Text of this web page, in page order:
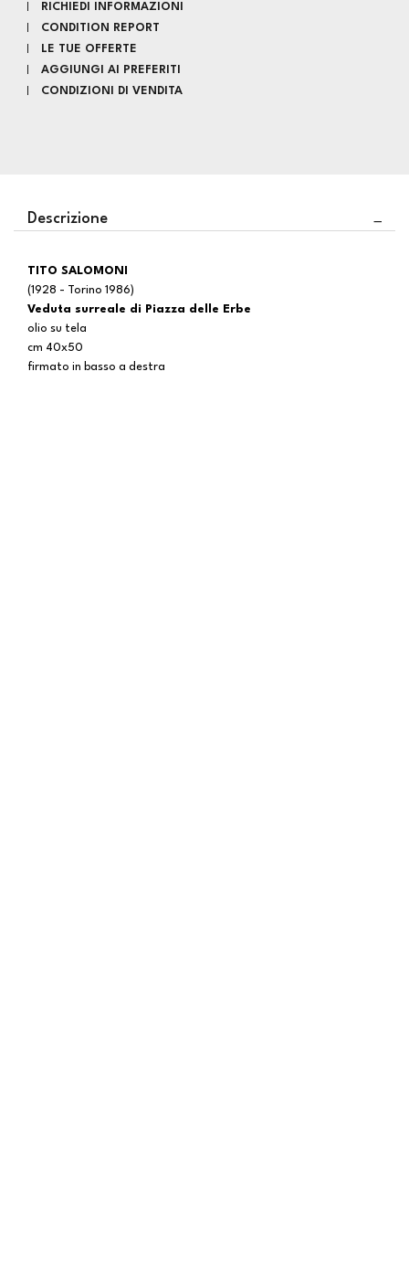
RICHIEDI INFORMAZIONI
CONDITION REPORT
LE TUE OFFERTE
AGGIUNGI AI PREFERITI
CONDIZIONI DI VENDITA
Descrizione
TITO SALOMONI
(1928 - Torino 1986)
Veduta surreale di Piazza delle Erbe
olio su tela
cm 40x50
firmato in basso a destra